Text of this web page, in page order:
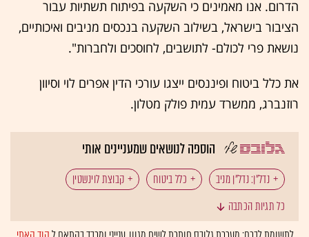
הדרום. אנו מאמינים כי השקעה בפיתוח תשתיות עבור
הציבור בישראל, בשילוב השקעה בנכסים מניבים ואיכותיים,
נושאת פרי לכולם- לתושבים, לחוסכים ולחברות".
את כלל ביטוח ופיננסים ייצגו עורכי הדין אפרים לוי וסיוון
רוזנברג, ממשרד עמית פולק מטלון.
הוספה לנושאים שמעניינים אותי
נדל"ן: נדל"ן מניב כלל ביטוח קבוצת לוינשטין
כל תגיות הכתבה